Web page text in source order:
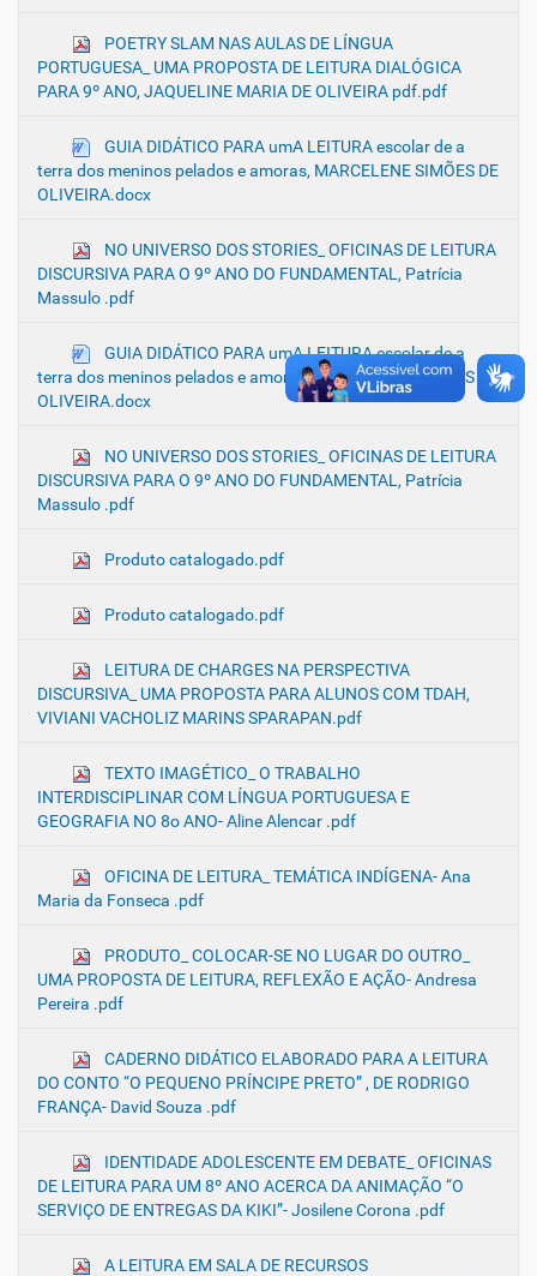
POETRY SLAM NAS AULAS DE LÍNGUA
PORTUGUESA_ UMA PROPOSTA DE LEITURA DIALÓGICA
PARA 9º ANO, JAQUELINE MARIA DE OLIVEIRA pdf.pdf
GUIA DIDÁTICO PARA umA LEITURA escolar de a
terra dos meninos pelados e amoras, MARCELENE SIMÕES DE
OLIVEIRA.docx
NO UNIVERSO DOS STORIES_ OFICINAS DE LEITURA
DISCURSIVA PARA O 9º ANO DO FUNDAMENTAL, Patrícia
Massulo .pdf
GUIA DIDÁTICO PARA umA LEITURA escolar de a
terra dos meninos pelados e amoras, MARCELENE SIMÕES DE
OLIVEIRA.docx
NO UNIVERSO DOS STORIES_ OFICINAS DE LEITURA
DISCURSIVA PARA O 9º ANO DO FUNDAMENTAL, Patrícia
Massulo .pdf
Produto catalogado.pdf
Produto catalogado.pdf
LEITURA DE CHARGES NA PERSPECTIVA
DISCURSIVA_ UMA PROPOSTA PARA ALUNOS COM TDAH,
VIVIANI VACHOLIZ MARINS SPARAPAN.pdf
TEXTO IMAGÉTICO_ O TRABALHO
INTERDISCIPLINAR COM LÍNGUA PORTUGUESA E
GEOGRAFIA NO 8o ANO- Aline Alencar .pdf
OFICINA DE LEITURA_ TEMÁTICA INDÍGENA- Ana
Maria da Fonseca .pdf
PRODUTO_ COLOCAR-SE NO LUGAR DO OUTRO_
UMA PROPOSTA DE LEITURA, REFLEXÃO E AÇÃO- Andresa
Pereira .pdf
CADERNO DIDÁTICO ELABORADO PARA A LEITURA
DO CONTO “O PEQUENO PRÍNCIPE PRETO” , DE RODRIGO
FRANÇA- David Souza .pdf
IDENTIDADE ADOLESCENTE EM DEBATE_ OFICINAS
DE LEITURA PARA UM 8º ANO ACERCA DA ANIMAÇÃO “O
SERVIÇO DE ENTREGAS DA KIKI”- Josilene Corona .pdf
A LEITURA EM SALA DE RECURSOS